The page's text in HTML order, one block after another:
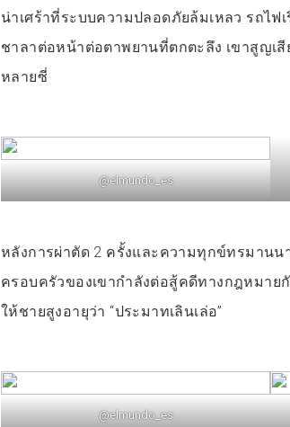
น่าเศร้าที่ระบบความปลอดภัยล้มเหลว รถไฟ
ชาลาต่อหน้าต่อตาพยานที่ตกตะลึง เขาสูญเ
หลายซี่
@elmundo_es
หลังการผ่าตัด 2 ครั้งและความทุกข์ทรมานน
ครอบครัวของเขากำลังต่อสู้คดีทางกฎหมาย
ให้ชายสูงอายุว่า “ประมาทเลินเล่อ”
@elmundo_es